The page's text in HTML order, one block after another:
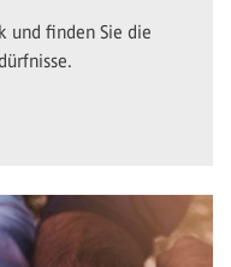
und finden Sie die